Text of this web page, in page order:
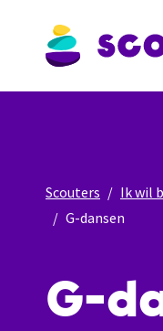
Scouters Ik wil
G-dansen
G-